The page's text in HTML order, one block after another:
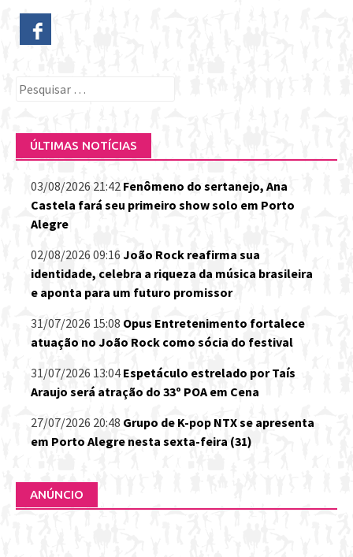
Pesquisar
ÚLTIMAS NOTÍCIAS
03/08/2026 21:42 Fenômeno do sertanejo, Ana
Castela fará seu primeiro show solo em Porto
Alegre
02/08/2026 09:16 João Rock reafirma sua
identidade, celebra a riqueza da música brasileira
e aponta para um futuro promissor
31/07/2026 15:08 Opus Entretenimento fortalece
atuação no João Rock como sócia do festival
31/07/2026 13:04 Espetáculo estrelado por Taís
Araujo será atração do 33º POA em Cena
27/07/2026 20:48 Grupo de K-pop NTX se apresenta
em Porto Alegre nesta sexta-feira (31)
ANÚNCIO